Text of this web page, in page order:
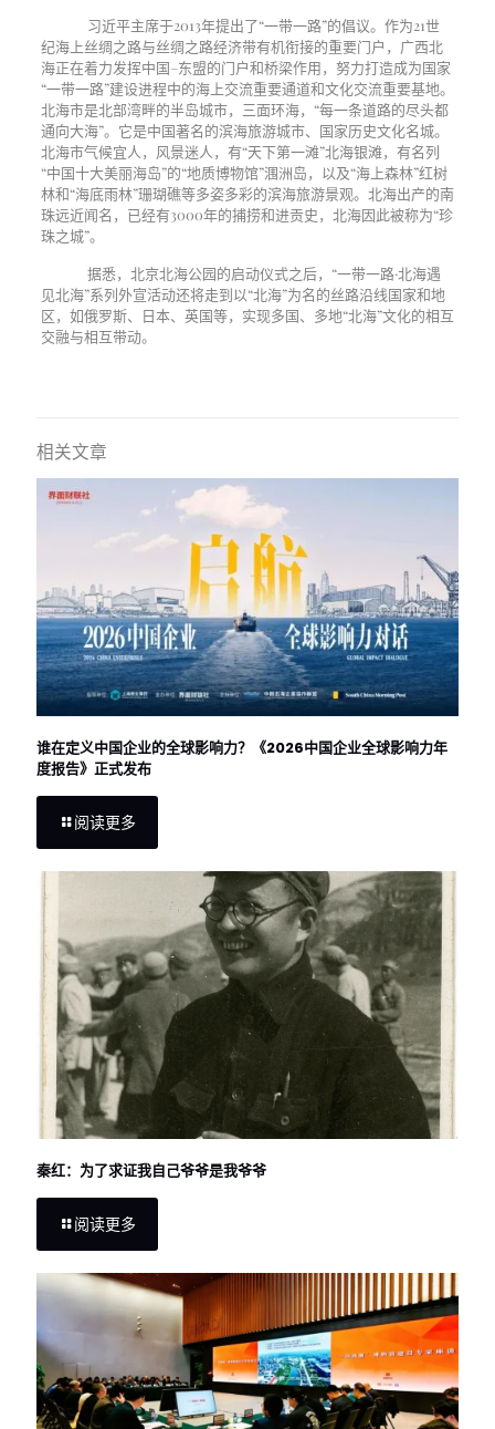
习近平主席于2013年提出了“一带一路”的倡议。作为21世
纪海上丝绸之路与丝绸之路经济带有机衔接的重要门户，广西北
海正在着力发挥中国–东盟的门户和桥梁作用，努力打造成为国家
“一带一路”建设进程中的海上交流重要通道和文化交流重要基地。
北海市是北部湾畔的半岛城市，三面环海，“每一条道路的尽头都
通向大海”。它是中国著名的滨海旅游城市、国家历史文化名城。
北海市气候宜人，风景迷人，有“天下第一滩”北海银滩，有名列
“中国十大美丽海岛”的“地质博物馆”涠洲岛，以及“海上森林”红树
林和“海底雨林”珊瑚礁等多姿多彩的滨海旅游景观。北海出产的南
珠远近闻名，已经有3000年的捕捞和进贡史，北海因此被称为“珍
珠之城”。
据悉，北京北海公园的启动仪式之后，“一带一路·北海遇
见北海”系列外宣活动还将走到以“北海”为名的丝路沿线国家和地
区，如俄罗斯、日本、英国等，实现多国、多地“北海”文化的相互
交融与相互带动。
相关文章
谁在定义中国企业的全球影响力？《2026中国企业全球影响力年
度报告》正式发布
阅读更多
秦红：为了求证我自己爷爷是我爷爷
阅读更多